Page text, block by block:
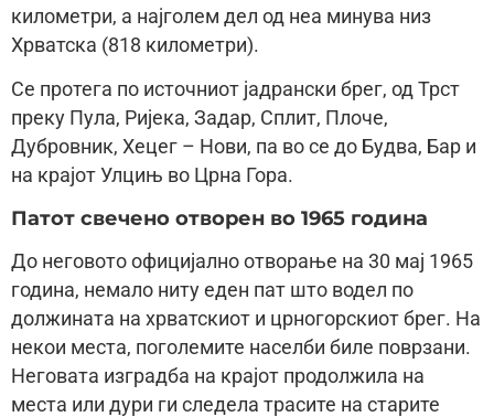
километри, а најголем дел од неа минува низ
Хрватска (818 километри).
Се протега по источниот јадрански брег, од Трст
преку Пула, Ријека, Задар, Сплит, Плоче,
Дубровник, Хецег – Нови, па во се до Будва, Бар и
на крајот Улцињ во Црна Гора.
Патот свечено отворен во 1965 година
До неговото официјално отворање на 30 мај 1965
година, немало ниту еден пат што водел по
должината на хрватскиот и црногорскиот брег. На
некои места, поголемите населби биле поврзани.
Неговата изградба на крајот продолжила на
места или дури ги следела трасите на старите